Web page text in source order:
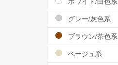
グレー/灰色系
ブラウン/茶色系
ベージュ系